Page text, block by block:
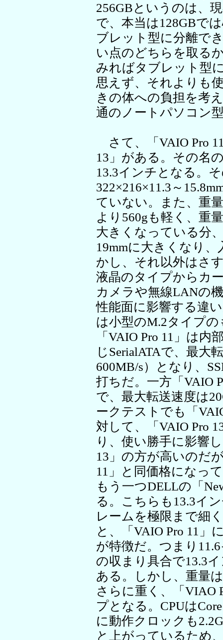
256GBというのは、
で、本当は128GBで
ブレット型に分離で
い点のどちらを取る
みればタブレット型
思えず、それよりも
きの体への負担を考
通のノートパソコン
さて、「VAIO Pro
13」がある。その名
13.3インチとなる。
322×216×11.3～
ていない。また、重
より560gも軽く、重
大きくなっている分
19mmに大きくなり
かし、それ以外はさ
液晶のタイプからカ
カメラや無線LANの
性能面に影響する違
は小型のM.2タイプ
「VAIO Pro 11」は
じSerialATAで、最大
600MB/s）となり、
打ちだ。一方「VAIO
で、最大転送速度は
ークテストでも「
対して、「VAIO Pro
り、使い勝手に影響
13」の方が高いのだ
11」と同価格になっ
もう一つDELLの「
る。こちらも13.3イ
レームを極限まで細
と、「VAIO Pro 11」
が特徴だ。つまり
の収まり具合で13.3
ある。しかし、重量
さらに重く、「VIAO
プとなる。CPUは
に動作クロックも
と上がっているため